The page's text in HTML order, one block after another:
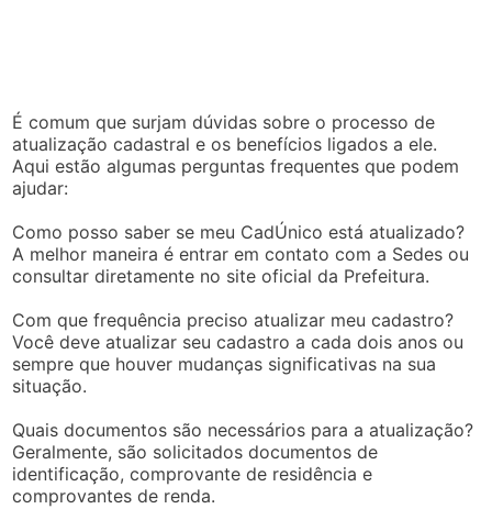
É comum que surjam dúvidas sobre o processo de
atualização cadastral e os benefícios ligados a ele.
Aqui estão algumas perguntas frequentes que podem
ajudar:
Como posso saber se meu CadÚnico está atualizado?
A melhor maneira é entrar em contato com a Sedes ou
consultar diretamente no site oficial da Prefeitura.
Com que frequência preciso atualizar meu cadastro?
Você deve atualizar seu cadastro a cada dois anos ou
sempre que houver mudanças significativas na sua
situação.
Quais documentos são necessários para a atualização?
Geralmente, são solicitados documentos de
identificação, comprovante de residência e
comprovantes de renda.